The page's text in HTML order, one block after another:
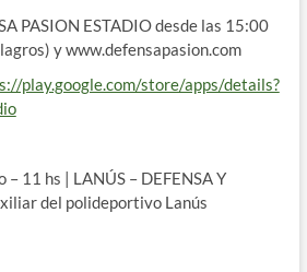
PASION ESTADIO desde las 15:00
y www.defensapasion.com
play.google.com/store/apps/details?
– 11 hs | LANÚS – DEFENSA Y
del polideportivo Lanús